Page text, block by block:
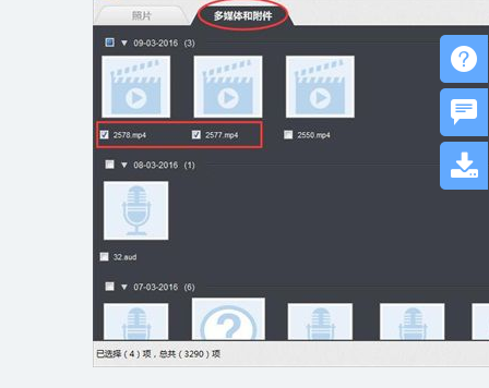


